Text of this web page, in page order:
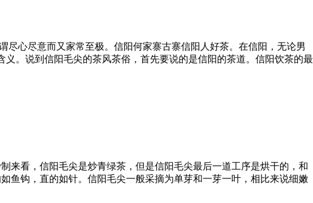
尽心尽意而又家常至极。信阳何家寨古寨信阳人好茶。在信阳，无论男
。说到信阳毛尖的茶风茶俗，首先要说的是信阳的茶道。信阳饮茶的最
来看，信阳毛尖是炒青绿茶，但是信阳毛尖最后一道工序是烘干的，和
鱼钩，直的如针。信阳毛尖一般采摘为单芽和一芽一叶，相比来说细嫩